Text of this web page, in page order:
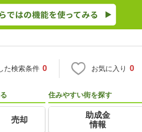
た検索条件 0 お気に入り 0
売却
住みやすい街を探す
助成金
情報